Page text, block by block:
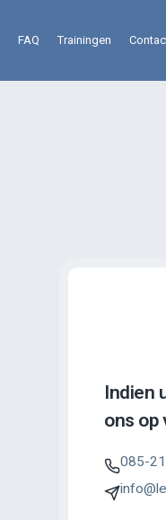
FAQ Trainingen
Indien
ons op
085-